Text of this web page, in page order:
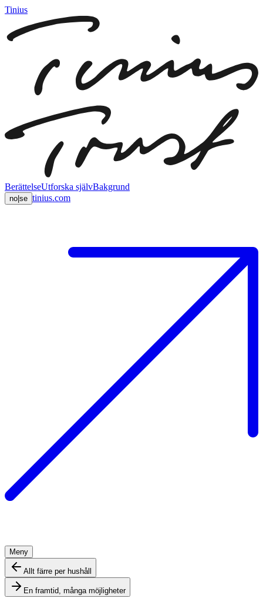
Tinius
BerättelseUtforska självBakgrund
no|se tinius.com
Meny
Allt färre per hushåll
En framtid, många möjligheter